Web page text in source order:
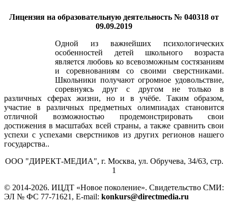
Лицензия на образовательную деятельность № 040318 от
09.09.2019
Одной из важнейших психологических
особенностей детей школьного возраста
является любовь ко всевозможным состязаниям
и соревнованиям со своими сверстниками.
Школьники получают огромное удовольствие,
соревнуясь друг с другом не только в
различных сферах жизни, но и в учёбе. Таким образом,
участие в различных предметных олимпиадах становится
отличной возможностью продемонстрировать свои
достижения в масштабах всей страны, а также сравнить свои
успехи с успехами сверстников из других регионов нашего
государства..
ООО "ДИРЕКТ-МЕДИА", г. Москва, ул. Обручева, 34/63, стр.
1
© 2014-2026. ИЦДТ «Новое поколение». Свидетельство СМИ:
ЭЛ № ФС 77-71621, E-mail: konkurs@directmedia.ru